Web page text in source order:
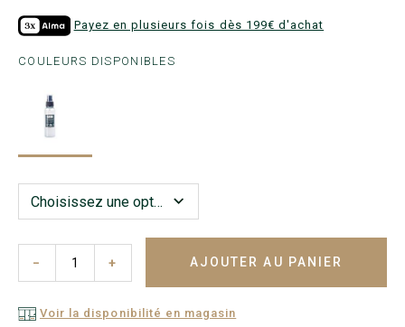
Payez en plusieurs fois dès 199€ d'achat
COULEURS DISPONIBLES
− + AJOUTER AU PANIER
Voir la disponibilité en magasin